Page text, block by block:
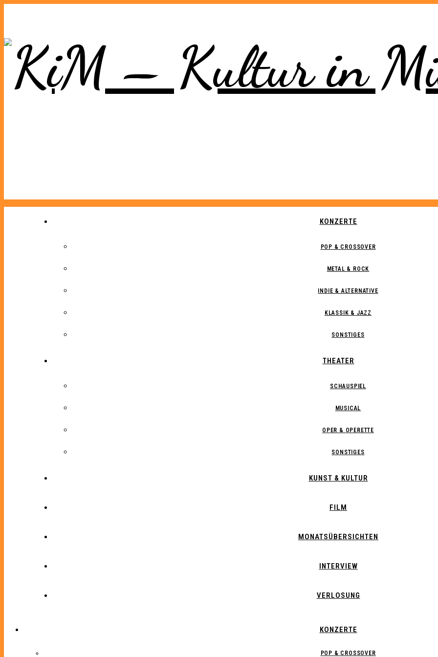
KONZERTE
POP & CROSSOVER
METAL & ROCK
INDIE & ALTERNATIVE
KLASSIK & JAZZ
SONSTIGES
THEATER
SCHAUSPIEL
MUSICAL
OPER & OPERETTE
SONSTIGES
KUNST & KULTUR
FILM
MONATSÜBERSICHTEN
INTERVIEW
VERLOSUNG
KONZERTE
POP & CROSSOVER